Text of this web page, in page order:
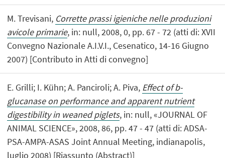
M. Trevisani, Corrette prassi igieniche nelle produzioni
avicole primarie, in: null, 2008, 0, pp. 67 - 72 (atti di: XVII
Convegno Nazionale A.I.V.I., Cesenatico, 14-16 Giugno
2007) [Contributo in Atti di convegno]
E. Grilli; I. Kühn; A. Panciroli; A. Piva, Effect of b-
glucanase on performance and apparent nutrient
digestibility in weaned piglets, in: null, «JOURNAL OF
ANIMAL SCIENCE», 2008, 86, pp. 47 - 47 (atti di: ADSA-
PSA-AMPA-ASAS Joint Annual Meeting, indianapolis,
luglio 2008) [Riassunto (Abstract)]